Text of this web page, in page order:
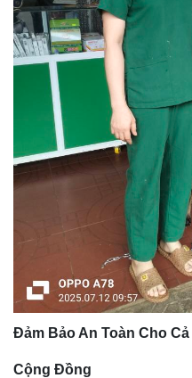
Đảm Bảo An Toàn Cho
Cộng Đồng